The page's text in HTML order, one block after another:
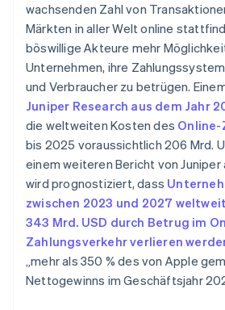
wachsenden Zahl von
Märkten in aller Welt online
böswillige Akteure mehr
Unternehmen, ihre
und Verbraucher zu betrügen.
Juniper Research aus dem Jahr
die weltweiten Kosten des
bis 2025 voraussichtlich 206 Mrd.
einem weiteren Bericht von Juniper
wird prognostiziert, dass
zwischen 2023 und 2027
343 Mrd. USD durch Betrug im
Zahlungsverkehr verlieren
„mehr als 350 % des von Apple
Nettogewinns im Geschäftsjahr